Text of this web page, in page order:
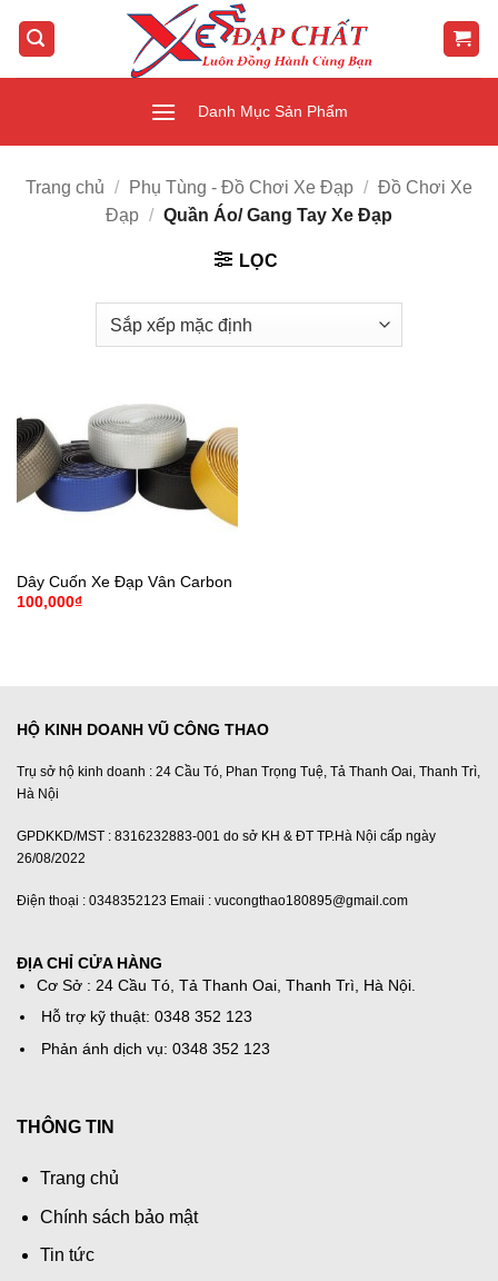
qua
Danh Mục Sản Phẩm
Trang chủ / Phụ Tùng - Đồ Chơi Xe Đạp / Đồ Chơi Xe
Đạp / Quần Áo/ Gang Tay Xe Đạp
LỌC
Dây Cuốn Xe Đạp Vân Carbon
100,000₫
HỘ KINH DOANH VŨ CÔNG THAO
Trụ sở hộ kinh doanh : 24 Cầu Tó, Phan Trọng Tuệ, Tả Thanh Oai, Thanh Trì,
Hà Nội
GPDKKD/MST : 8316232883-001 do sở KH & ĐT TP.Hà Nội cấp ngày
26/08/2022
Điện thoại : 0348352123 Emaii : vucongthao180895@gmail.com
ĐỊA CHỈ CỬA HÀNG
Cơ Sở : 24 Cầu Tó, Tả Thanh Oai, Thanh Trì, Hà Nội.
Hỗ trợ kỹ thuật: 0348 352 123
Phản ánh dịch vụ: 0348 352 123
THÔNG TIN
Trang chủ
Chính sách bảo mật
Tin tức